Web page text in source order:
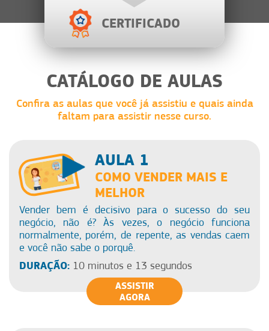
CERTIFICADO
CATÁLOGO DE AULAS
Confira as aulas que você já assistiu e quais ainda
faltam para assistir nesse curso.
AULA 1
COMO VENDER MAIS E
MELHOR
Vender bem é decisivo para o sucesso do seu
negócio, não é? Às vezes, o negócio funciona
normalmente, porém, de repente, as vendas caem
e você não sabe o porquê.
DURAÇÃO:10 minutos e 13 segundos
ASSISTIR
AGORA